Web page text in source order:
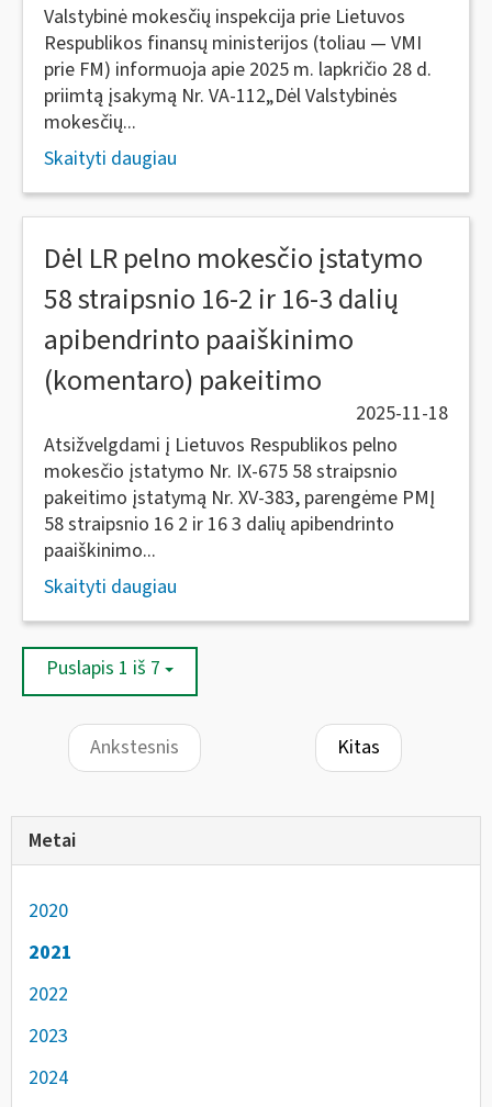
Valstybinė mokesčių inspekcija prie Lietuvos
Respublikos finansų ministerijos (toliau — VMI
prie FM) informuoja apie 2025 m. lapkričio 28 d.
priimtą įsakymą Nr. VA-112„Dėl Valstybinės
mokesčių...
Skaityti daugiau
Dėl LR pelno mokesčio įstatymo
58 straipsnio 16-2 ir 16-3 dalių
apibendrinto paaiškinimo
(komentaro) pakeitimo
2025-11-18
Atsižvelgdami į Lietuvos Respublikos pelno
mokesčio įstatymo Nr. IX-675 58 straipsnio
pakeitimo įstatymą Nr. XV-383, parengėme PMĮ
58 straipsnio 16 2 ir 16 3 dalių apibendrinto
paaiškinimo...
Skaityti daugiau
Puslapis 1 iš 7
Ankstesnis Kitas
Metai
2020
2021
2022
2023
2024